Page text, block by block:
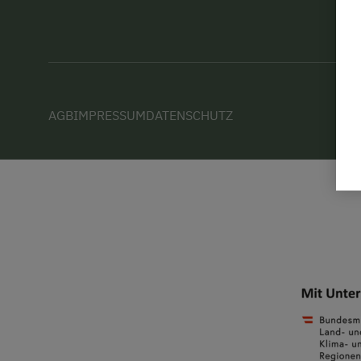
AGBIMPRESSUMDATENSCHUTZ